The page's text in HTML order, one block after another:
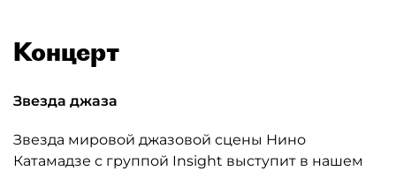
Концерт
Звезда джаза
Звезда мировой джазовой сцены Нино
Катамадзе с группой Insight выступит в нашем